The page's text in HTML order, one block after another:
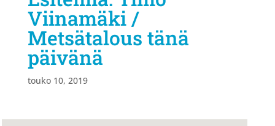
Viinamäki /
Metsätalous tänä
päivänä
touko 10, 2019